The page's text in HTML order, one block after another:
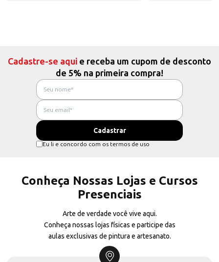
Cadastre-se aqui e receba um cupom de desconto
de 5% na primeira compra!
Eu li e concordo com os termos de uso
Conheça Nossas Lojas e Cursos
Presenciais
Arte de verdade você vive aqui.
Conheça nossas lojas físicas e participe das
aulas exclusivas de pintura e artesanato.